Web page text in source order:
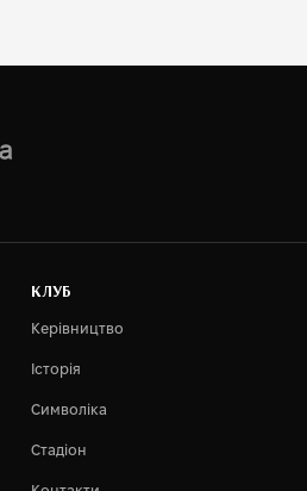
КЛУБ
Керівництво
Історія
Символіка
Стадіон